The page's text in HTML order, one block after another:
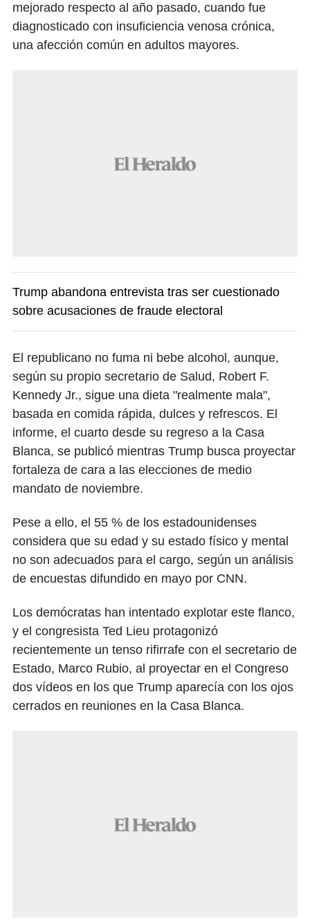
mejorado respecto al año pasado, cuando fue
diagnosticado con insuficiencia venosa crónica,
una afección común en adultos mayores.
Trump abandona entrevista tras ser cuestionado
sobre acusaciones de fraude electoral
El republicano no fuma ni bebe alcohol, aunque,
según su propio secretario de Salud, Robert F.
Kennedy Jr., sigue una dieta "realmente mala",
basada en comida rápida, dulces y refrescos. El
informe, el cuarto desde su regreso a la Casa
Blanca, se publicó mientras Trump busca proyectar
fortaleza de cara a las elecciones de medio
mandato de noviembre.
Pese a ello, el 55 % de los estadounidenses
considera que su edad y su estado físico y mental
no son adecuados para el cargo, según un análisis
de encuestas difundido en mayo por CNN.
Los demócratas han intentado explotar este flanco,
y el congresista Ted Lieu protagonizó
recientemente un tenso rifirrafe con el secretario de
Estado, Marco Rubio, al proyectar en el Congreso
dos vídeos en los que Trump aparecía con los ojos
cerrados en reuniones en la Casa Blanca.